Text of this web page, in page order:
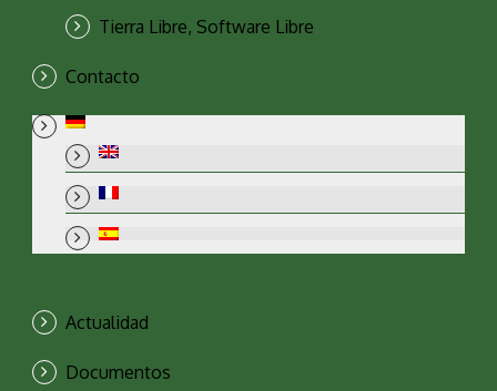
Tierra Libre, Software Libre
Contacto
Actualidad
Documentos